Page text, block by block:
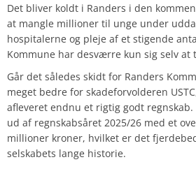
Det bliver koldt i Randers i den
at mangle millioner til unge under
hospitalerne og pleje af et stigende
Kommune har desværre kun sig selv at
Går det således skidt for Randers
meget bedre for skadeforvolderen
afleveret endnu et rigtig godt regnskab.
ud af regnskabsåret 2025/26 med et
millioner kroner, hvilket er det
selskabets lange historie.